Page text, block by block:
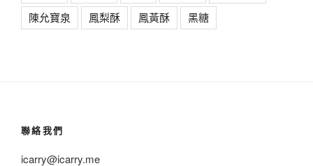
陳允寶泉
鳳梨酥 鳳黃酥 黑糖
聯絡我們
icarry@icarry.me